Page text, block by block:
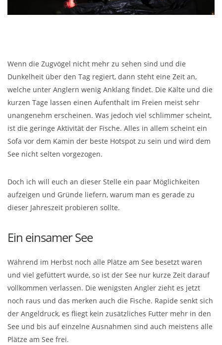
Wenn die Zugvögel nicht mehr zu sehen sind und die
Dunkelheit über den Tag regiert, dann steht eine Zeit an,
welche unter Anglern wenig Anklang findet. Die Kälte und die
kurzen Tage lassen einen Aufenthalt im Freien meist sehr
unangenehm erscheinen. Was jedoch viel schlimmer scheint,
ist die geringe Aktivität der Fische. Alles in allem scheint ein
Sofa vor dem Kamin der beste Hotspot zu sein und wird dem
See nicht selten vorgezogen.
Doch ich will euch an dieser Stelle ein paar Möglichkeiten
aufzeigen und Gründe liefern, warum man es gerade zu
dieser Jahreszeit probieren sollte.
Ein einsamer See
Während im Herbst noch alle Plätze am See besetzt waren
und viel gefüttert wurde, so ist der See nur kurze Zeit darauf
vollkommen verlassen. Die wenigsten Angler zieht es jetzt
noch raus und das merken auch die Fische. Rapide senkt sich
der Angeldruck, es fliegt kein zusätzliches Futter mehr in den
See und bis auf einzelne Ausnahmen sind auch meistens alle
Plätze am See frei.